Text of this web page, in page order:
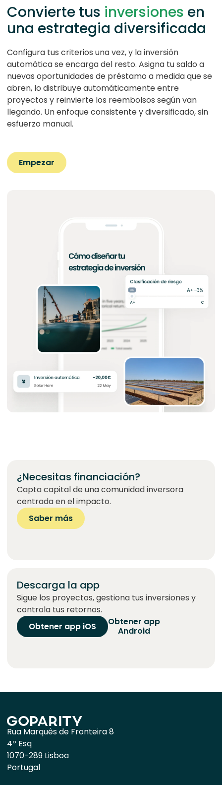
Convierte tus inversiones en
una estrategia diversificada
Configura tus criterios una vez, y la inversión
automática se encarga del resto. Asigna tu saldo a
nuevas oportunidades de préstamo a medida que se
abren, lo distribuye automáticamente entre
proyectos y reinvierte los reembolsos según van
llegando. Un enfoque consistente y diversificado, sin
esfuerzo manual.
Empezar
¿Necesitas financiación?
Capta capital de una comunidad inversora
centrada en el impacto.
Saber más
Descarga la app
Sigue los proyectos, gestiona tus inversiones y
controla tus retornos.
Obtener app iOS
Obtener app
Android
Rua Marquês de Fronteira 8
4º Esq
1070-289 Lisboa
Portugal